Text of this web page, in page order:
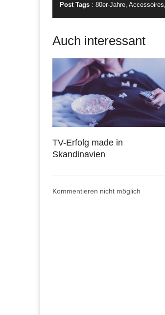
Post Tags : 80er-Jahre Accessoires
Auch interessant
TV-Erfolg made in
Skandinavien
Kommentieren nicht möglich